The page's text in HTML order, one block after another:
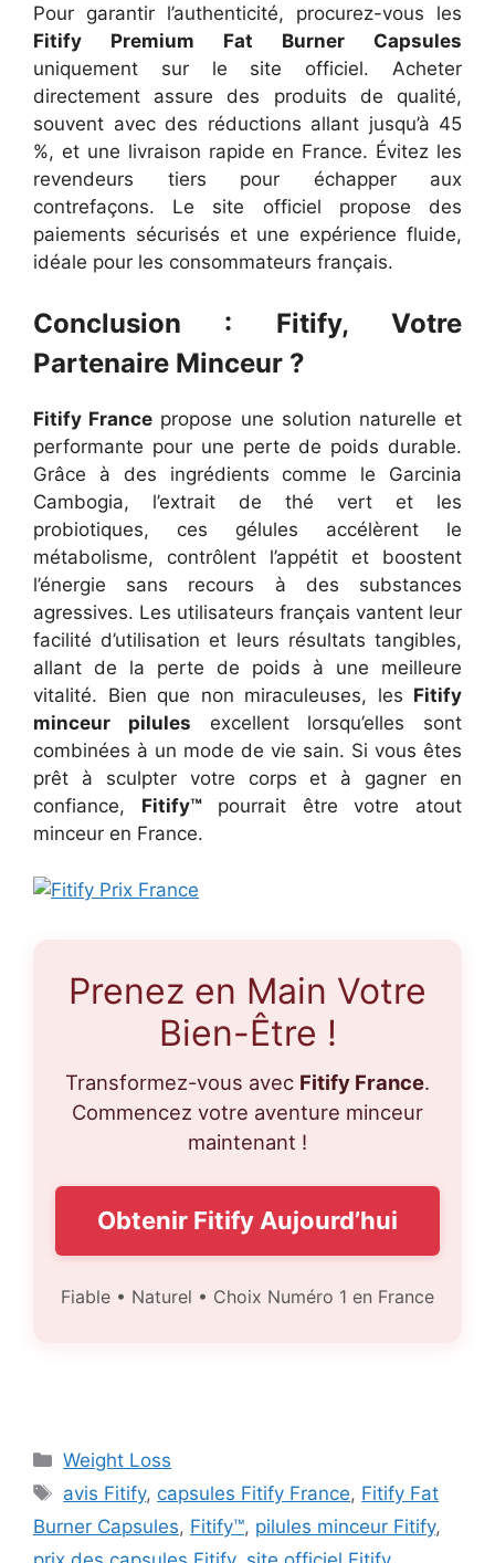
Pour garantir l’authenticité, procurez-vous les
Fitify Premium Fat Burner Capsules
uniquement sur le site officiel. Acheter
directement assure des produits de qualité,
souvent avec des réductions allant jusqu’à 45
%, et une livraison rapide en France. Évitez les
revendeurs tiers pour échapper aux
contrefaçons. Le site officiel propose des
paiements sécurisés et une expérience fluide,
idéale pour les consommateurs français.
Conclusion : Fitify, Votre
Partenaire Minceur ?
Fitify France propose une solution naturelle et
performante pour une perte de poids durable.
Grâce à des ingrédients comme le Garcinia
Cambogia, l’extrait de thé vert et les
probiotiques, ces gélules accélèrent le
métabolisme, contrôlent l’appétit et boostent
l’énergie sans recours à des substances
agressives. Les utilisateurs français vantent leur
facilité d’utilisation et leurs résultats tangibles,
allant de la perte de poids à une meilleure
vitalité. Bien que non miraculeuses, les Fitify
minceur pilules excellent lorsqu’elles sont
combinées à un mode de vie sain. Si vous êtes
prêt à sculpter votre corps et à gagner en
confiance, Fitify™pourrait être votre atout
minceur en France.
Prenez en Main Votre
Bien-Être !
Transformez-vous avec Fitify France.
Commencez votre aventure minceur
maintenant !
Obtenir Fitify Aujourd’hui
Fiable • Naturel • Choix Numéro 1 en France
Categories
Weight Loss
Tags
avis Fitify, capsules Fitify France, Fitify Fat
Burner Capsules, Fitify™, pilules minceur Fitify,